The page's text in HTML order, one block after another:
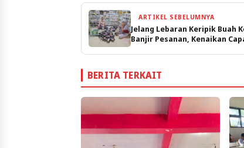
ARTIKEL SEBELUMNYA
Jelang Lebaran Keripik Buah
Banjir Pesanan, Kenaikan
BERITA TERKAIT